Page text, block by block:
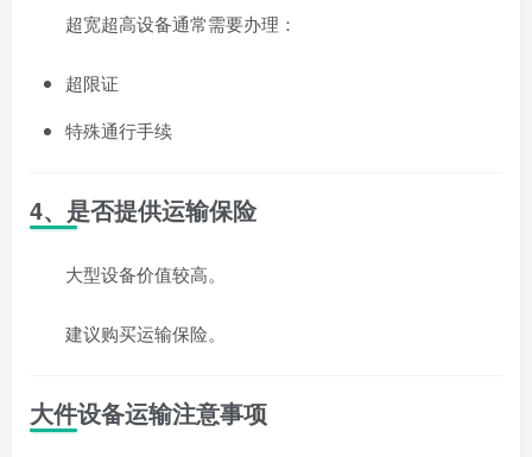
超宽超高设备通常需要办理：
超限证
特殊通行手续
4、是否提供运输保险
大型设备价值较高。
建议购买运输保险。
大件设备运输注意事项